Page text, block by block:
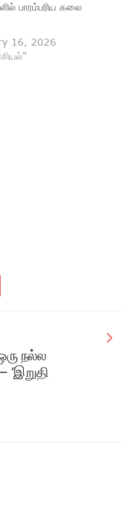
பாரம்பரிய கலை
16, 2026
நல்ல
‘இறுதி